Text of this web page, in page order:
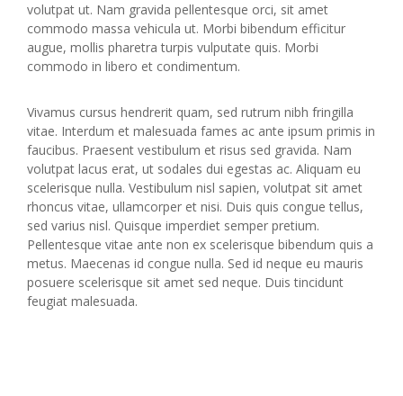
volutpat ut. Nam gravida pellentesque orci, sit amet
commodo massa vehicula ut. Morbi bibendum efficitur
augue, mollis pharetra turpis vulputate quis. Morbi
commodo in libero et condimentum.
Vivamus cursus hendrerit quam, sed rutrum nibh fringilla
vitae. Interdum et malesuada fames ac ante ipsum primis in
faucibus. Praesent vestibulum et risus sed gravida. Nam
volutpat lacus erat, ut sodales dui egestas ac. Aliquam eu
scelerisque nulla. Vestibulum nisl sapien, volutpat sit amet
rhoncus vitae, ullamcorper et nisi. Duis quis congue tellus,
sed varius nisl. Quisque imperdiet semper pretium.
Pellentesque vitae ante non ex scelerisque bibendum quis a
metus. Maecenas id congue nulla. Sed id neque eu mauris
posuere scelerisque sit amet sed neque. Duis tincidunt
feugiat malesuada.